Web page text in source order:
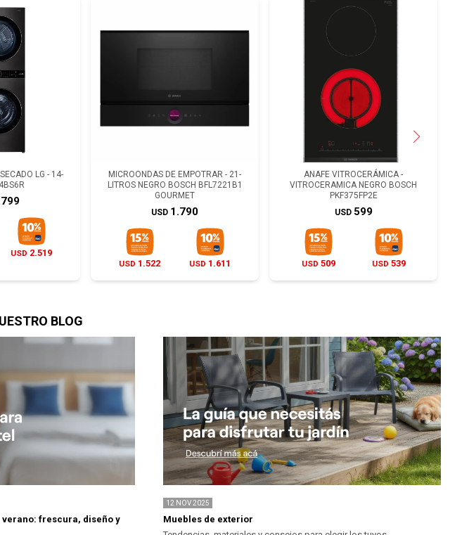
LG - 14-
USD 2.519
MICROONDAS DE EMPOTRAR - 21-
LITROS NEGRO BOSCH BFL7221B1
GOURMET
USD 1.790
USD 1.522 USD 1.611
ANAFE VITROCERÁMICA -
VITROCERAMICA NEGRO BOSCH
PKF375FP2E
USD 599
USD 509 USD 539
BLOG
frescura, diseño y
12 NOV 2025
Muebles de exterior